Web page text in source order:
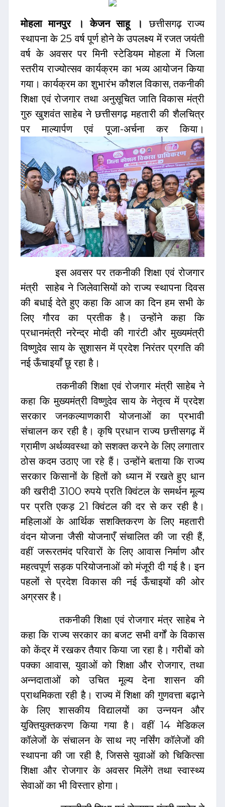
मोहला मानपुर । केजन साहू ।छत्तीसगढ़ राज्य
स्थापना के 25 वर्ष पूर्ण होने के उपलक्ष्य में रजत जयंती
वर्ष के अवसर पर मिनी स्टेडियम मोहला में जिला
स्तरीय राज्योत्सव कार्यक्रम का भव्य आयोजन किया
गया। कार्यक्रम का शुभारंभ कौशल विकास, तकनीकी
शिक्षा एवं रोजगार तथा अनुसूचित जाति विकास मंत्री
गुरु खुशवंत साहेब ने छत्तीसगढ़ महतारी की शैलचित्र
पर माल्यार्पण एवं पूजा-अर्चना कर किया।
इस अवसर पर तकनीकी शिक्षा एवं रोजगार
मंत्री साहेब ने जिलेवासियों को राज्य स्थापना दिवस
की बधाई देते हुए कहा कि आज का दिन हम सभी के
लिए गौरव का प्रतीक है। उन्होंने कहा कि
प्रधानमंत्री नरेन्द्र मोदी की गारंटी और मुख्यमंत्री
विष्णुदेव साय के सुशासन में प्रदेश निरंतर प्रगति की
नई ऊँचाइयाँ छू रहा है।
तकनीकी शिक्षा एवं रोजगार मंत्री साहेब ने
कहा कि मुख्यमंत्री विष्णुदेव साय के नेतृत्व में प्रदेश
सरकार जनकल्याणकारी योजनाओं का प्रभावी
संचालन कर रही है। कृषि प्रधान राज्य छत्तीसगढ़ में
ग्रामीण अर्थव्यवस्था को सशक्त करने के लिए लगातार
ठोस कदम उठाए जा रहे हैं। उन्होंने बताया कि राज्य
सरकार किसानों के हितों को ध्यान में रखते हुए धान
की खरीदी 3100 रुपये प्रति क्विंटल के समर्थन मूल्य
पर प्रति एकड़ 21 क्विंटल की दर से कर रही है।
महिलाओं के आर्थिक सशक्तिकरण के लिए महतारी
वंदन योजना जैसी योजनाएँ संचालित की जा रही हैं,
वहीं जरूरतमंद परिवारों के लिए आवास निर्माण और
महत्वपूर्ण सड़क परियोजनाओं को मंजूरी दी गई है। इन
पहलों से प्रदेश विकास की नई ऊँचाइयों की ओर
अग्रसर है।
तकनीकी शिक्षा एवं रोजगार मंत्र साहेब ने
कहा कि राज्य सरकार का बजट सभी वर्गों के विकास
को केंद्र में रखकर तैयार किया जा रहा है। गरीबों को
पक्का आवास, युवाओं को शिक्षा और रोजगार, तथा
अन्नदाताओं को उचित मूल्य देना शासन की
प्राथमिकता रही है। राज्य में शिक्षा की गुणवत्ता बढ़ाने
के लिए शासकीय विद्यालयों का उन्नयन और
युक्तियुक्तकरण किया गया है। वहीं 14 मेडिकल
कॉलेजों के संचालन के साथ नए नर्सिंग कॉलेजों की
स्थापना की जा रही है, जिससे युवाओं को चिकित्सा
शिक्षा और रोजगार के अवसर मिलेंगे तथा स्वास्थ्य
सेवाओं का भी विस्तार होगा।